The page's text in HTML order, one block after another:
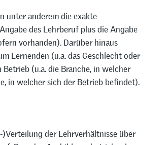
unter anderem die exakte
des Lehrberuf plus die Angabe
vorhanden). Darüber hinaus
Lernenden (u.a. das Geschlecht oder
(u.a. die Branche, in welcher
in welcher sich der Betrieb befindet).
)Verteilung der Lehrverhältnisse über